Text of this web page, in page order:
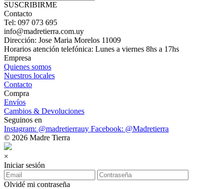
SUSCRIBIRME
Contacto
Tel: 097 073 695
info@madretierra.com.uy
Dirección: Jose Maria Morelos 11009
Horarios atención telefónica: Lunes a viernes 8hs a 17hs
Empresa
Quienes somos
Nuestros locales
Contacto
Compra
Envíos
Cambios & Devoluciones
Seguinos en
Instagram: @madretierrauy Facebook: @Madretierra
© 2026 Madre Tierra
×
Iniciar sesión
Olvidé mi contraseña